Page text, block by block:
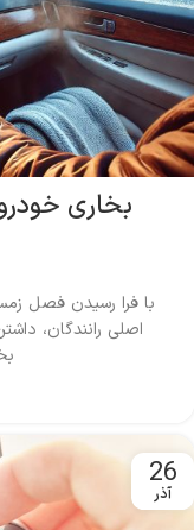
بخاری
با فرا رسیدن فصل
اصلی رانندگان،
26
آذر